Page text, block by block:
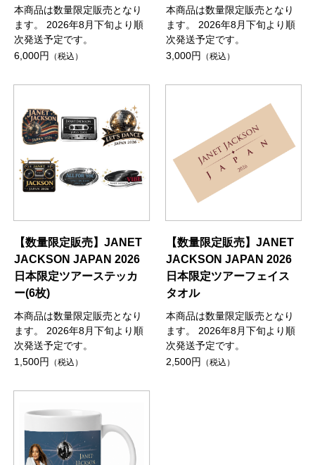
本商品は数量限定販売となり
ます。 2026年8月下旬より順
次発送予定です。
6,000円
（税込）
本商品は数量限定販売となり
ます。 2026年8月下旬より順
次発送予定です。
3,000円
（税込）
【数量限定販売】JANET
JACKSON JAPAN 2026
日本限定ツアーステッカ
ー(6枚)
本商品は数量限定販売となり
ます。 2026年8月下旬より順
次発送予定です。
1,500円
（税込）
【数量限定販売】JANET
JACKSON JAPAN 2026
日本限定ツアーフェイス
タオル
本商品は数量限定販売となり
ます。 2026年8月下旬より順
次発送予定です。
2,500円
（税込）